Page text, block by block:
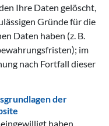
Ihre Daten gelöscht,
Gründe für die
Daten haben (z. B.
im
nach Fortfall dieser
der
haben,